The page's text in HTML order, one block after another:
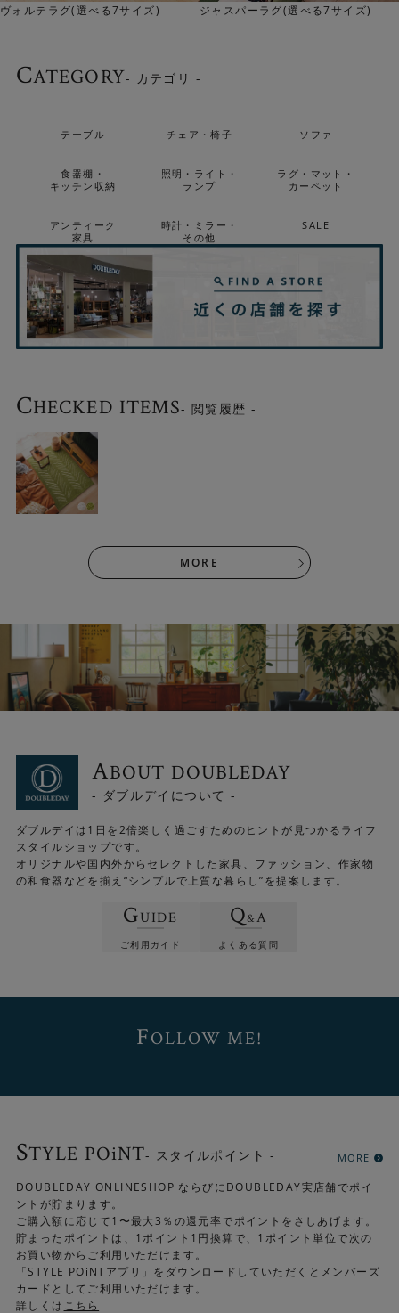
機能的で使いやすい
デザインが良くても扱いにくい素材だと、日常使いには気
を使ってしまいますよね。スポールラグは手洗いＯＫ、お
また、床暖房・ホットカーペットにも対応しています。オ
ルテラグ(選べる7サイズ) ジャスパーラグ(選べる7サイズ)
CATEGORY- カテゴリ -
テーブル チェア・椅子 ソファ
食器棚・
キッチン収納
照明・ライト・
ランプ
ラグ・マット・
カーペット
アンティーク
家具
時計・ミラー・
その他
SALE
CHECKED ITEMS- 閲覧履歴 -
MORE
ABOUT DOUBLEDAY
- ダブルデイについて -
ダブルデイは1日を2倍楽しく過ごすためのヒントが見つかるライフ
スタイルショップです。
オリジナルや国内外からセレクトした家具、ファッション、作家物
の和食器などを揃え“シンプルで上質な暮らし”を提案します。
GUIDE
ご利用ガイド
Q&A
よくある質問
FOLLOW ME!
STYLE POiNT- スタイルポイント - MORE
DOUBLEDAY ONLINESHOP ならびにDOUBLEDAY実店舗でポイ
ントが貯まります。
ご購入額に応じて1〜最大3％の還元率でポイントをさしあげます。
貯まったポイントは、1ポイント1円換算で、1ポイント単位で次の
お買い物からご利用いただけます。
「STYLE POiNTアプリ」をダウンロードしていただくとメンバーズ
カードとしてご利用いただけます。
詳しくは こちら